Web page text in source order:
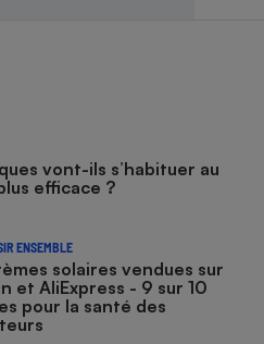
vont-ils s’habituer au
efficace ?
ENSEMBLE
solaires vendues sur
et AliExpress - 9 sur 10
pour la santé des